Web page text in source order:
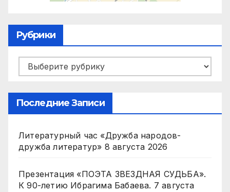
Рубрики
Рубрики
Последние Записи
Литературный час «Дружба народов-
дружба литератур» 8 августа 2026
Презентация «ПОЭТА ЗВЕЗДНАЯ СУДЬБА».
К 90-летию Ибрагима Бабаева. 7 августа